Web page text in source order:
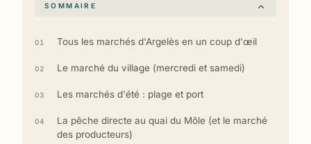
SOMMAIRE
Tous les marchés d'Argelès en un coup d'œil
Le marché du village (mercredi et samedi)
Les marchés d'été : plage et port
La pêche directe au quai du Môle (et le marché
des producteurs)